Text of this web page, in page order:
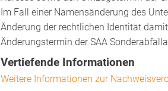
Im Fall einer Namensänderung des
Änderung der rechtlichen Identität
Änderungstermin der SAA
Vertiefende Informationen
Weitere Informationen zur